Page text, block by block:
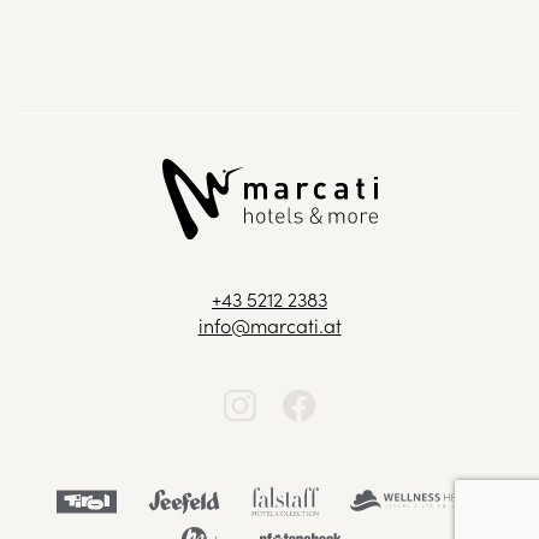
+43 5212 2383
info@marcati.at